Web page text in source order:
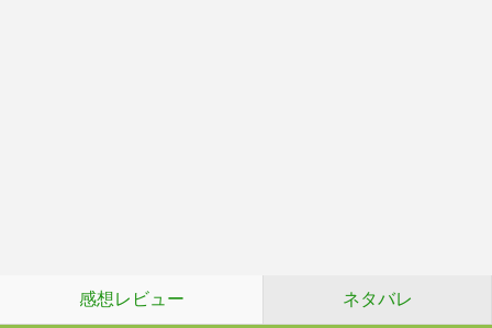
感想レビュー ネタバレ